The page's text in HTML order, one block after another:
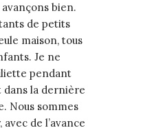
bien.
de petits
maison, tous
Je ne
pendant
dans la dernière
Nous sommes
de l’avance